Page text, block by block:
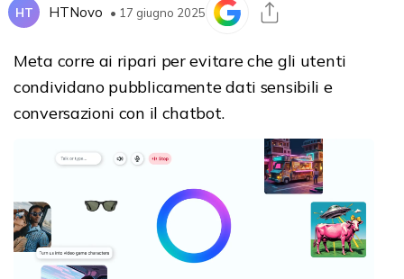
HT HTNovo • 17 giugno 2025
Meta corre ai ripari per evitare che gli utenti
condividano pubblicamente dati sensibili e
conversazioni con il chatbot.